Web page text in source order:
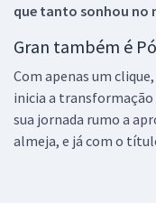
que tanto sonhou no
Gran também é
Com apenas um
inicia a transformação
sua jornada rumo a
almeja, e já com o